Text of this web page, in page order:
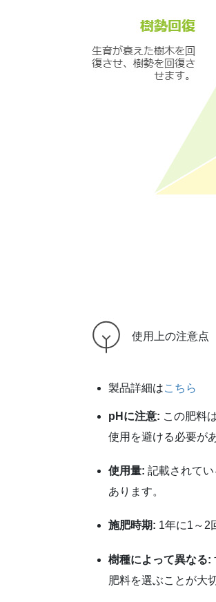
使用上の注意点
製品詳細はこちら
pHに注意: この肥料
使用を避ける必要が
使用量: 記載されて
あります。
施肥時期: 1年に1～2
樹種によって異なる:
肥料を選ぶことが大